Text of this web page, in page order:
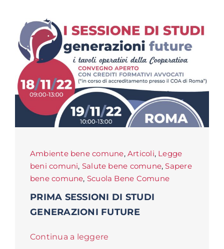
NEWS
CONTATTI
Ambiente bene comune, Articoli, Legge
beni comuni, Salute bene comune,Sapere
bene comune, Scuola Bene Comune
PRIMA SESSIONI DI STUDI
GENERAZIONI FUTURE
Continua a leggere